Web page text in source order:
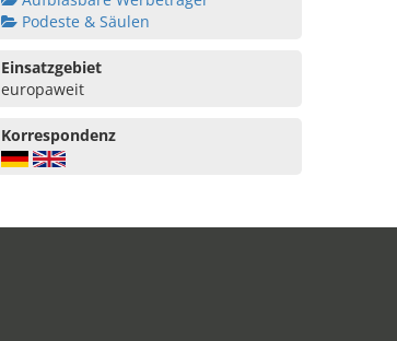
Podeste & Säulen
Einsatzgebiet
europaweit
Korrespondenz